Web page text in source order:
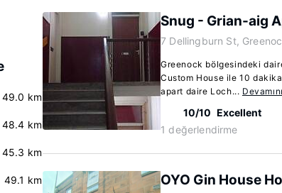
49.0 km
48.4 km
45.3 km
49.1 km
Snug - Grian-aig
7 Dellingburn St,
Greenock bölgesindeki
Custom House ile 10
apart daire Loch...
10/10 Excellent
1 değerlendirme
OYO Gin House